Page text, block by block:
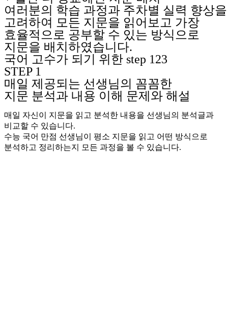
여러분의 학습 과정과 주차별 실력 향상을
고려하여 모든 지문을 읽어보고 가장
효율적으로 공부할 수 있는 방식으로
지문을 배치하였습니다.
국어 고수가 되기 위한 step 123
STEP 1
매일 제공되는 선생님의 꼼꼼한
지문 분석과 내용 이해 문제와 해설
매일 자신이 지문을 읽고 분석한 내용을 선생님의 분석글과
비교할 수 있습니다.
수능 국어 만점 선생님이 평소 지문을 읽고 어떤 방식으로
분석하고 정리하는지 모든 과정을 볼 수 있습니다.